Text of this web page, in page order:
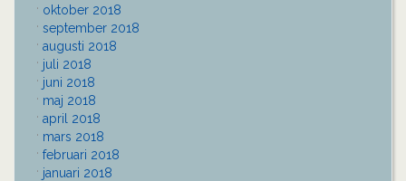
oktober 2018
september 2018
augusti 2018
juli 2018
juni 2018
maj 2018
april 2018
mars 2018
februari 2018
januari 2018